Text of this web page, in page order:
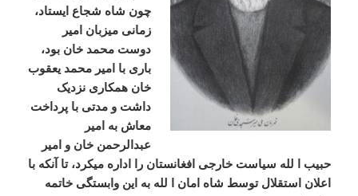
چون شاه شجاع ایستاد،
زمانی میزبان امیر
دوست محمد خان بود،
باری با امیر محمد یعقوب
خان همکاری نزدیک
داشت و مدتی با پرداخت
معاش به امیر
عبدالرحمن خان و امیر
حبیب ا لله سیاست خارجی افغانستان را اداره میکرد، تا آنکه با
اعلان استقلال توسط شاه امان ا لله به این وابستگی خاتمه